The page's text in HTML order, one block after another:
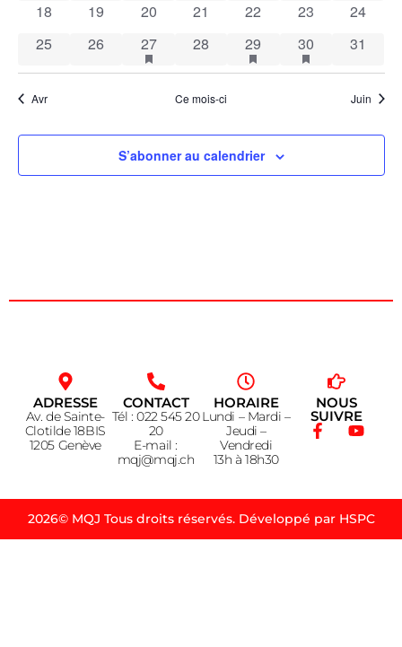
0 évènements
18 0 évènements
19 0 évènements
20 0 évènements
21 0 évènements
22 0 évènements
23 0
24
0 évènements
25 0 évènements
26 1 évènement
27has featured évènements
0 évènements
28 1 évènement
29has featured1 évènement
30has featured
0
31
Avr Ce mois-ci Juin
S’abonner au calendrier
ADRESSE
Av. de Sainte-
Clotilde 18BIS
1205 Genève
CONTACT
Tél : 022 545 20
20
E-mail :
mqj@mqj.ch
HORAIRE
Lundi – Mardi –
Jeudi –
Vendredi
13h à 18h30
NOUS
SUIVRE
2026© MQJ Tous droits réservés. Développé par HSPC